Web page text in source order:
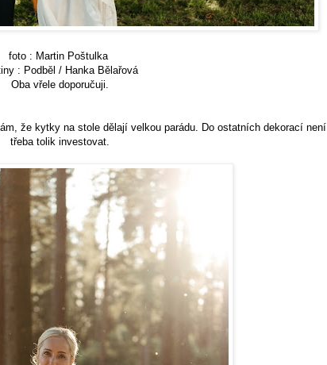
foto : Martin Poštulka
: Podběl / Hanka Bělařová
Oba vřele doporučuji.
že kytky na stole dělají velkou parádu. Do ostatních dekorací není
třeba tolik investovat.